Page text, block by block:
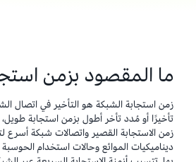
ما المقصود بزمن
زمن استجابة الشبكة هو التأخير في اتصال
تأخيرًا أو مُدد تأخر أطول بزمن استجابة
زمن الاستجابة القصير واتصالات شبكة أسرع
ديناميكيات الموائع وحالات استخدام